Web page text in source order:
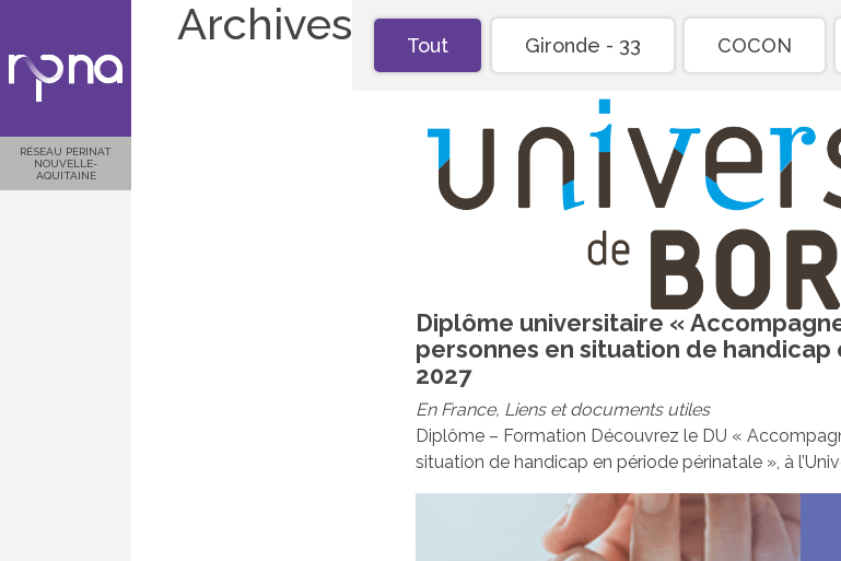
RÉSEAU PERINAT
NOUVELLE-
AQUITAINE
Archives Tout Gironde - 33 COCON
Diplôme universitaire «
personnes en situation de
2027
En France, Liens et documents utiles
Diplôme – Formation Découvrez le DU «
situation de handicap en période périnatale », à